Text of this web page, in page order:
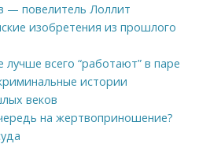
— повелитель Лоллит
изобретения из прошлого
всего “работают” в паре
истории
веков
на жертвоприношение?